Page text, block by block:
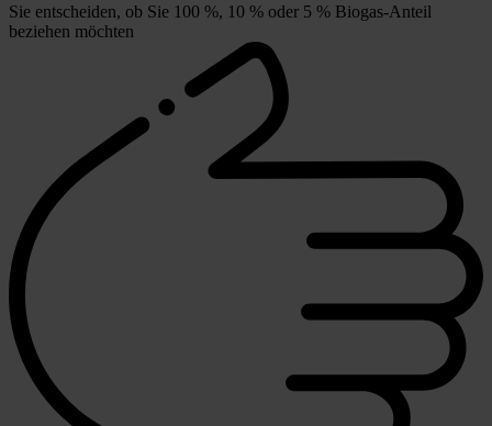
Sie entscheiden, ob Sie 100 %, 10 % oder 5 % Biogas-Anteil
beziehen möchten